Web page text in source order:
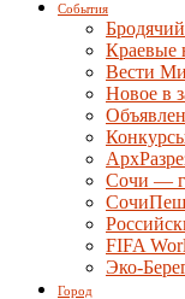
События
Краевые
Вести
Новое в
Сочи —
FIFA
Эко-
Город